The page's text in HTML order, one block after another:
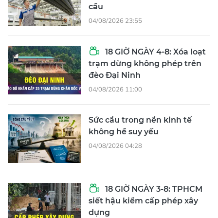
cầu
04/08/2026 23:55
18 GIỜ NGÀY 4-8: Xóa loạt
trạm dừng không phép trên
đèo Đại Ninh
04/08/2026 11:00
Sức cầu trong nền kinh tế
không hề suy yếu
04/08/2026 04:28
18 GIỜ NGÀY 3-8: TPHCM
siết hậu kiểm cấp phép xây
dựng